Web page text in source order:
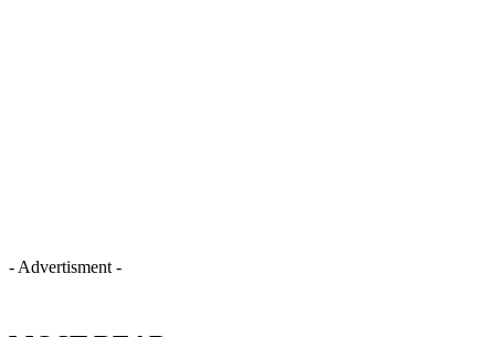
- Advertisment -